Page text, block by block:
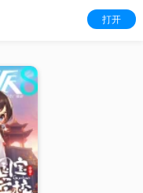
打开